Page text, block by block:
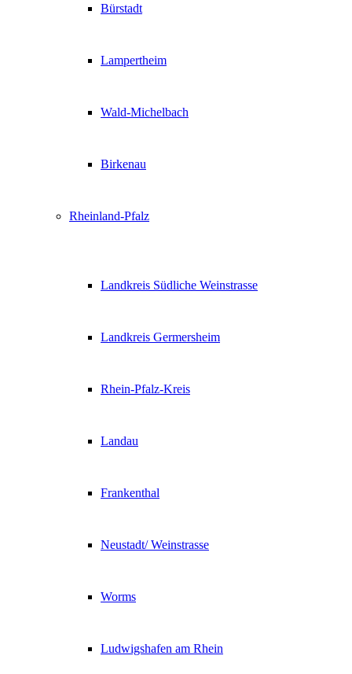
Bürstadt
Lampertheim
Wald-Michelbach
Birkenau
Rheinland-Pfalz
Landkreis Südliche Weinstrasse
Landkreis Germersheim
Rhein-Pfalz-Kreis
Landau
Frankenthal
Neustadt/ Weinstrasse
Worms
Ludwigshafen am Rhein